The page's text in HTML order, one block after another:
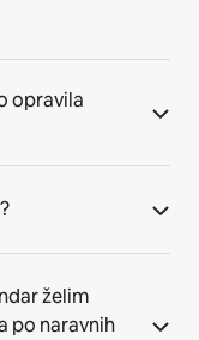
opravila
želim
po naravnih